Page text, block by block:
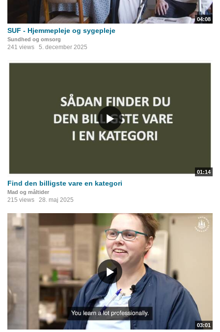
04:08
SUF - Hjemmepleje og sygepleje
Sundhed og omsorg
241 views 5. december 2025
01:14
Find den billigste vare en kategori
Mad og måltider
215 views 28. maj 2025
03:01